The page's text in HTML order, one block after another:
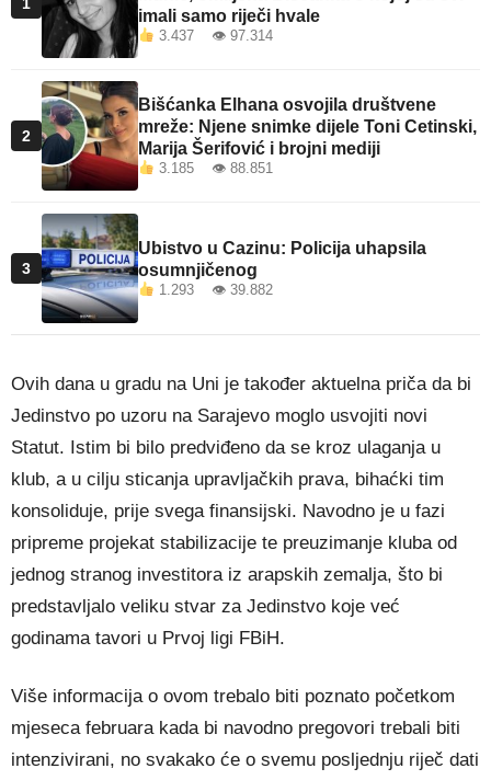
imali samo riječi hvale
3.437 👁 97.314
2
Bišćanka Elhana osvojila društvene
mreže: Njene snimke dijele Toni Cetinski,
Marija Šerifović i brojni mediji
3.185 👁 88.851
3
Ubistvo u Cazinu: Policija uhapsila
osumnjičenog
1.293 👁 39.882
Ovih dana u gradu na Uni je također aktuelna priča da bi
Jedinstvo po uzoru na Sarajevo moglo usvojiti novi
Statut. Istim bi bilo predviđeno da se kroz ulaganja u
klub, a u cilju sticanja upravljačkih prava, bihaćki tim
konsoliduje, prije svega finansijski. Navodno je u fazi
pripreme projekat stabilizacije te preuzimanje kluba od
jednog stranog investitora iz arapskih zemalja, što bi
predstavljalo veliku stvar za Jedinstvo koje već
godinama tavori u Prvoj ligi FBiH.
Više informacija o ovom trebalo biti poznato početkom
mjeseca februara kada bi navodno pregovori trebali biti
intenzivirani, no svakako će o svemu posljednju riječ dati